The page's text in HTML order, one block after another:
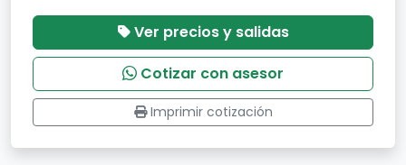
Ver precios y salidas
Cotizar con asesor
Imprimir cotización